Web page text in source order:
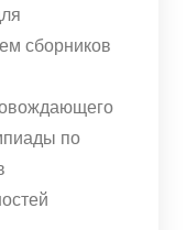
сборников
по